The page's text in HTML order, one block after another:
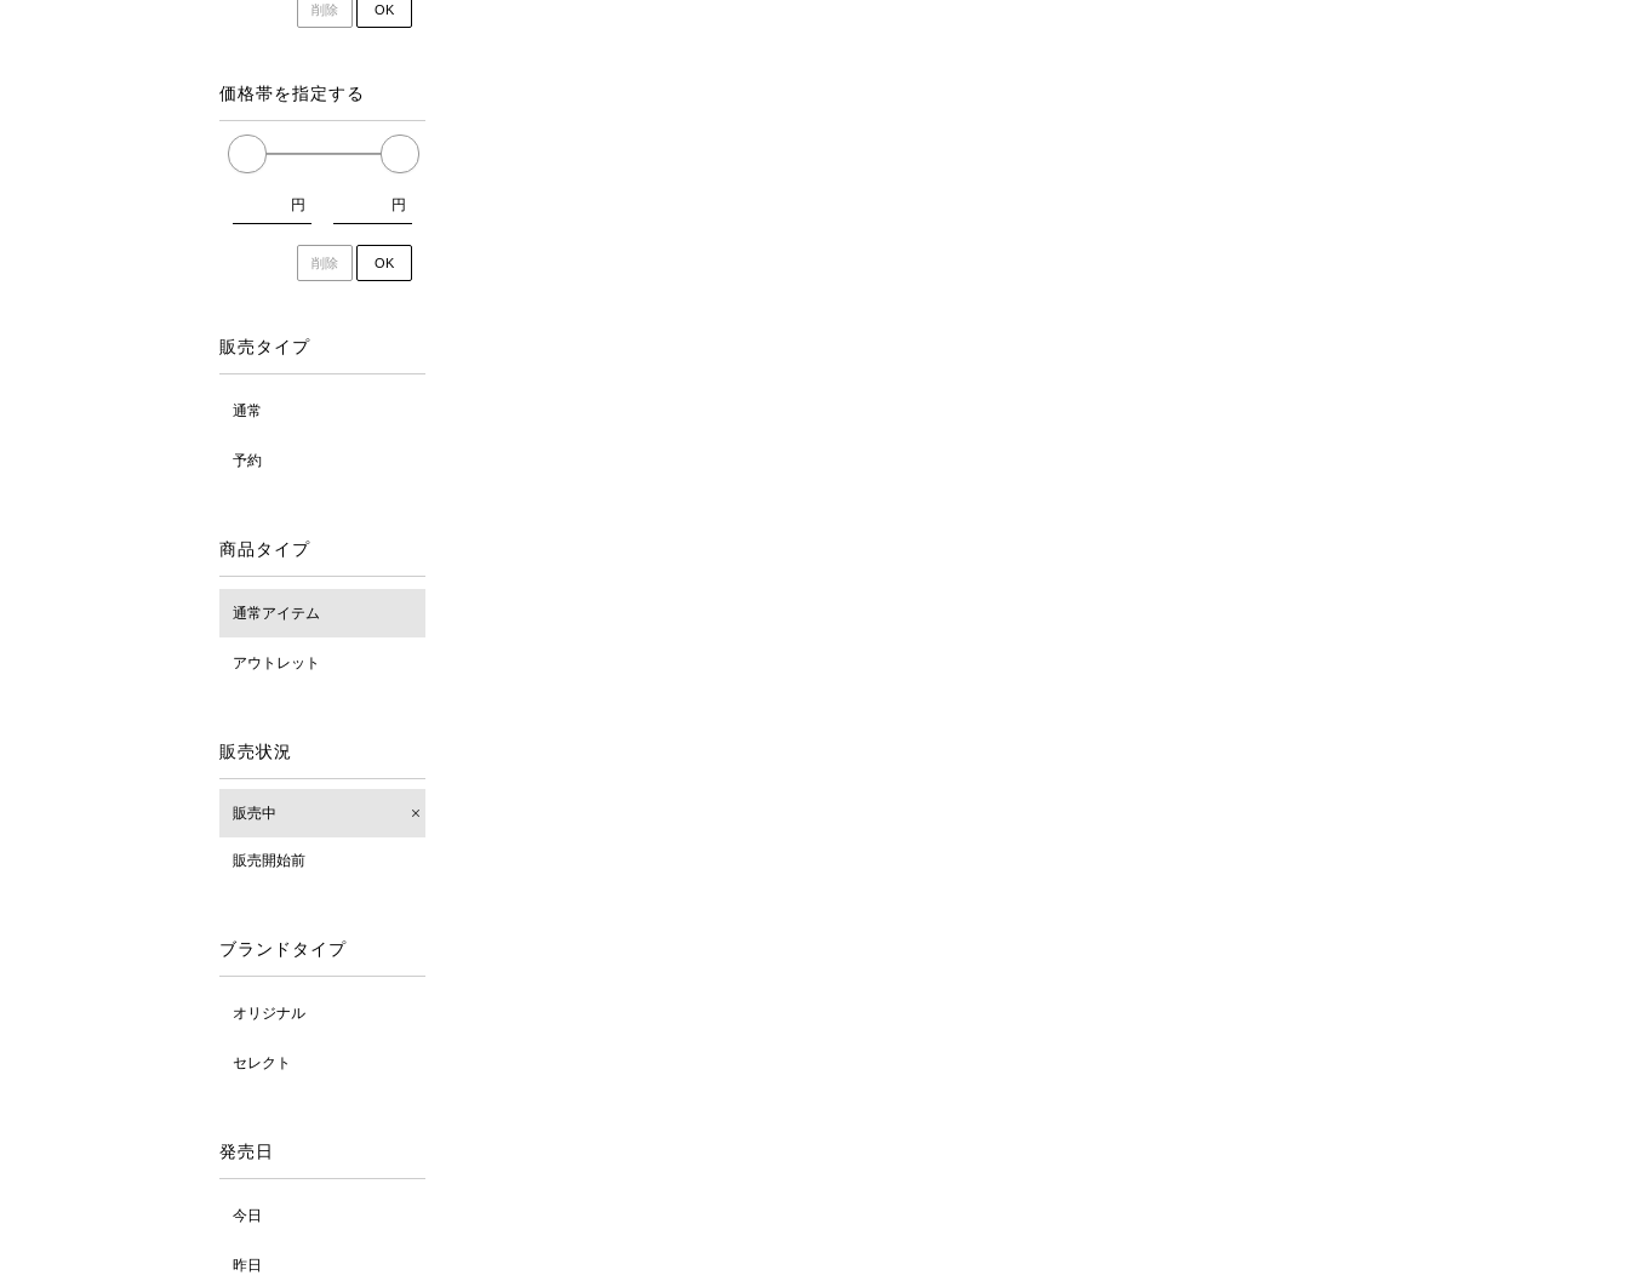
削除 OK
価格帯を指定する
円 円
削除 OK
販売タイプ
通常
予約
商品タイプ
通常アイテム
アウトレット
販売状況
販売中
販売開始前
ブランドタイプ
オリジナル
セレクト
発売日
今日
昨日